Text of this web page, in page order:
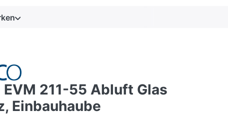
EVM 211-55 Abluft Glas
Einbauhaube